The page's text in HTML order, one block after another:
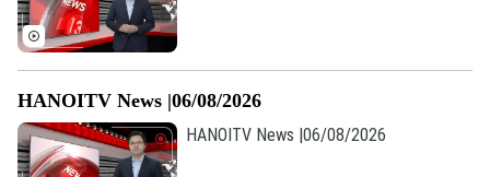
Golf
Tin tức
Sao
Điện ảnh
Thời trang
Đã phát sóng
HANOITV News |06/08/2026
HANOITV News |06/08/2026